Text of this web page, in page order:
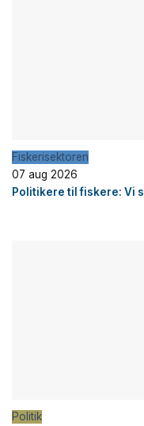
Fiskerisektoren
07 aug 2026
Politikere til fiskere: Vi
Politik